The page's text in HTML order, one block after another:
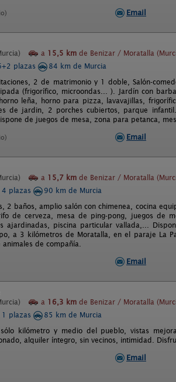
Email
a 15,5 km de Benizar / Moratalla
plazas
84 km de Murcia
2 de matrimonio y 1 doble, Salón-
(frigorífico, microondas... ). Jardín con
leña, horno para pizza, lavavajillas,
de jardin, 2 porches cubiertos, parque
de juegos de mesa, zona para petanca,
Email
a 15,7 km de Benizar / Moratalla
plazas
90 km de Murcia
2 baños, amplio salón con chimenea, cocina
de cerveza, mesa de ping-pong, juegos de
ajardinadas, piscina particular vallada,...
a 3 kilómetros de Moratalla, en el paraje La
de compañía.
Email
a 16,3 km de Benizar / Moratalla
plazas
85 km de Murcia
kilómetro y medio del pueblo, vistas
alquiler íntegro, sin vecinos, intimidad.
Email